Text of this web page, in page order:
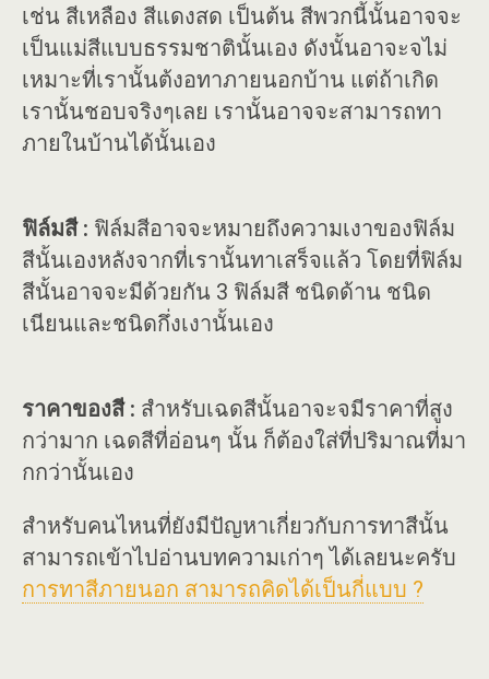
เช่น สีเหลือง สีแดงสด เป็นต้น สีพวกนี้นั้นอาจจะ
เป็นแม่สีแบบธรรมชาตินั้นเอง ดังนั้นอาจะจไม่
เหมาะที่เรานั้นต้งอทาภายนอกบ้าน แต่ถ้าเกิด
เรานั้นชอบจริงๆเลย เรานั้นอาจจะสามารถทา
ภายในบ้านได้นั้นเอง
ฟิล์มสี : ฟิล์มสีอาจจะหมายถึงความเงาของฟิล์ม
สีนั้นเองหลังจากที่เรานั้นทาเสร็จแล้ว โดยที่ฟิล์ม
สีนั้นอาจจะมีด้วยกัน 3 ฟิล์มสี ชนิดด้าน ชนิด
เนียนและชนิดกึ่งเงานั้นเอง
ราคาของสี : สำหรับเฉดสีนั้นอาจะจมีราคาที่สูง
กว่ามาก เฉดสีที่อ่อนๆ นั้น ก็ต้องใส่ที่ปริมาณที่มา
กกว่านั้นเอง
สำหรับคนไหนที่ยังมีปัญหาเกี่ยวกับการทาสีนั้น
สามารถเข้าไปอ่านบทความเก่าๆ ได้เลยนะครับ
การทาสีภายนอก สามารถคิดได้เป็นกี่แบบ ?